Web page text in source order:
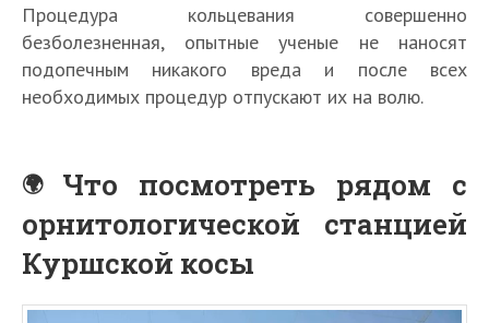
Процедура кольцевания совершенно
безболезненная, опытные ученые не наносят
подопечным никакого вреда и после всех
необходимых процедур отпускают их на волю.
Что посмотреть рядом с
орнитологической станцией
Куршской косы